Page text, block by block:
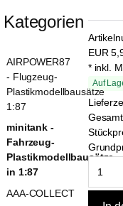
EUR
* inkl.
Auf
Kategorien
AIRPOWER87
- Flugzeug-
Plastikmodellbausätze
1:87
minitank -
Fahrzeug-
Plastikmodellbausätze
in 1:87
AAA-COLLECT